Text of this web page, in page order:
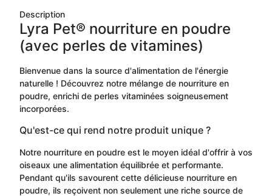
Description
Lyra Pet® nourriture en poudre
(avec perles de vitamines)
Bienvenue dans la source d'alimentation de l'énergie
naturelle ! Découvrez notre mélange de nourriture en
poudre, enrichi de perles vitaminées soigneusement
incorporées.
Qu'est-ce qui rend notre produit unique ?
Notre nourriture en poudre est le moyen idéal d'offrir à vos
oiseaux une alimentation équilibrée et performante.
Pendant qu'ils savourent cette délicieuse nourriture en
poudre, ils reçoivent non seulement une riche source de